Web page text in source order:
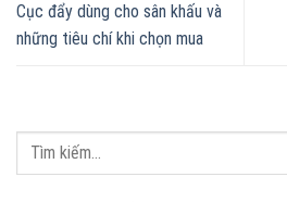
Cục đẩy dùng cho sân khấu và
những tiêu chí khi chọn mua